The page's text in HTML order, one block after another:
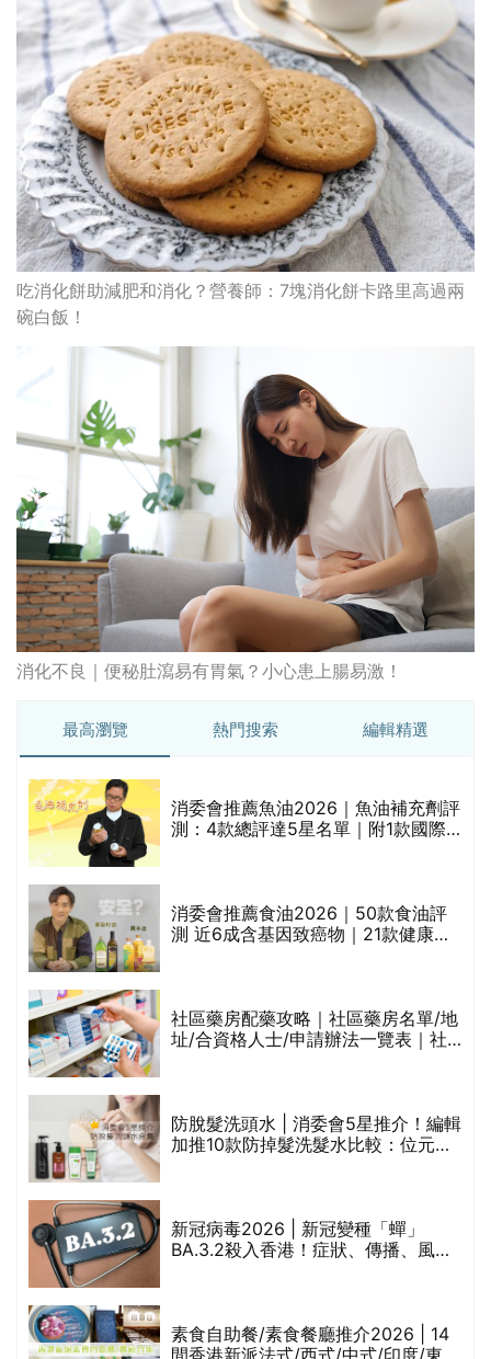
吃消化餅助減肥和消化？營養師：7塊消化餅卡路里高過兩
碗白飯！
消化不良｜便秘肚瀉易有胃氣？小心患上腸易激！
最高瀏覽 熱門搜索 編輯精選
消委會推薦魚油2026｜魚油補充劑評
測：4款總評達5星名單｜附1款國際
消委會推薦食油2026｜50款食油評
測 近6成含基因致癌物｜21款健康煮
社區藥房配藥攻略｜社區藥房名單/地
址/合資格人士/申請辦法一覽表｜社
防脫髮洗頭水 | 消委會5星推介！編輯
加推10款防掉髮洗髮水比較：位元
新冠病毒2026 | 新冠變種「蟬」
BA.3.2殺入香港！症狀、傳播、風險
素食自助餐/素食餐廳推介2026 | 14